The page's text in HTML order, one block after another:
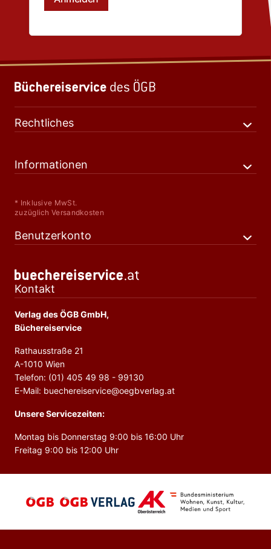
Rechtliches
Informationen
* Inklusive MwSt.
zuzüglich Versandkosten
Benutzerkonto
Kontakt
Verlag des ÖGB GmbH,
Büchereiservice
Rathausstraße 21
A-1010 Wien
Telefon: (01) 405 49 98 - 99130
E-Mail: buechereiservice@oegbverlag.at
Unsere Servicezeiten:
Montag bis Donnerstag 9:00 bis 16:00 Uhr
Freitag 9:00 bis 12:00 Uhr